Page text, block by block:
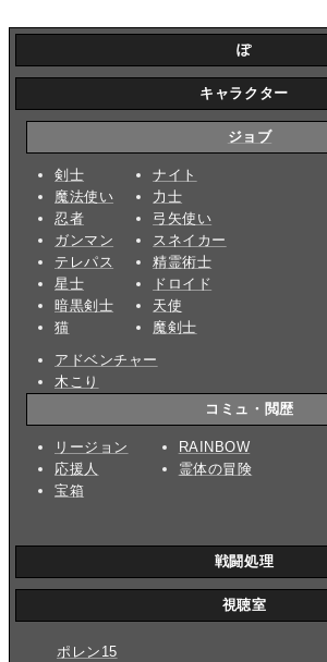
ぽ
キャラクター
ジョブ
剣士
魔法使い
忍者
ガンマン
テレパス
星士
暗黒剣士
猫
ナイト
力士
弓矢使い
スネイカー
精霊術士
ドロイド
天使
魔剣士
アドベンチャー
木こり
コミュ・閲歴
リージョン
応援人
宝箱
RAINBOW
霊体の冒険
戦闘処理
視聴室
ポレン15